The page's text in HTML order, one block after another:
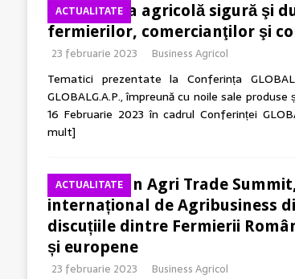
ACTUALITATE
Producţia agricolă sigură şi
fermierilor, comercianţilor şi
23 februarie 2023 Business Agricol
Tematici prezentate la Conferința
GLOBALG.A.P., împreună cu noile sale
16 Februarie 2023 în cadrul Conferinței
mult]
ACTUALITATE
Romanian Agri Trade
internațional de Agribusiness
discuțiile dintre Fermierii
și europene
23 februarie 2023 Business Agricol